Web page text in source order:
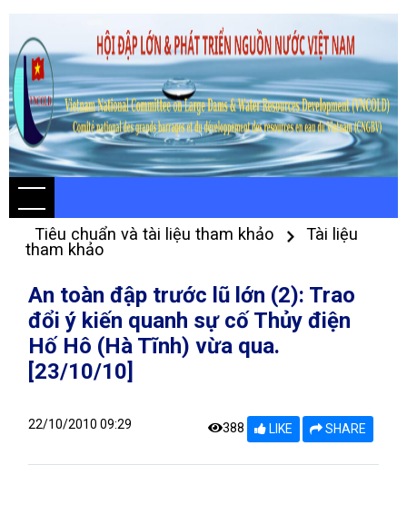
Tiêu chuẩn và tài liệu tham khảo
Tài liệu
tham khảo
An toàn đập trước lũ lớn (2): Trao
đổi ý kiến quanh sự cố Thủy điện
Hố Hô (Hà Tĩnh) vừa qua.
[23/10/10]
22/10/2010 09:29 388 LIKE SHARE